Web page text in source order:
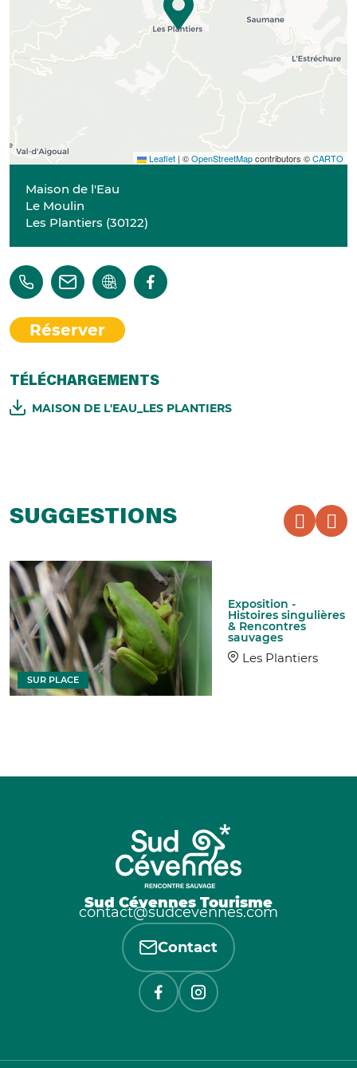
Leaflet | ©OpenStreetMapcontributors ©CARTO
Maison de l'Eau
Le Moulin
Les Plantiers (30122)
Réserver
TÉLÉCHARGEMENTS
MAISON DE L'EAU_LES PLANTIERS
SUGGESTIONS
Exposition -
Histoires singulières
& Rencontres
sauvages
Les Plantiers
SUR PLACE
Sud Cévennes Tourisme
contact@sudcevennes.com
Contact